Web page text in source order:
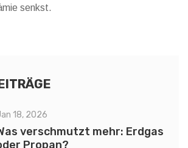
senkst.
18, 2026
verschmutzt mehr: Erdgas
Propan?